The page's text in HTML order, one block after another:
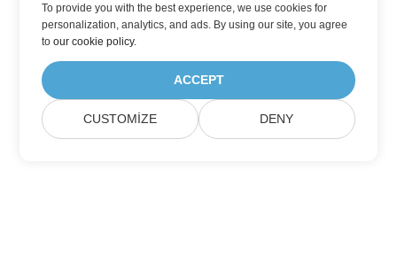
To provide you with the best experience, we use cookies for
personalization, analytics, and ads. By using our site, you agree
toour cookie policy.
ACCEPT
CUSTOMIZE DENY